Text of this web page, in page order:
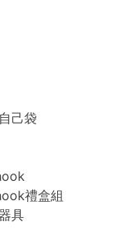
己袋
禮盒組
具